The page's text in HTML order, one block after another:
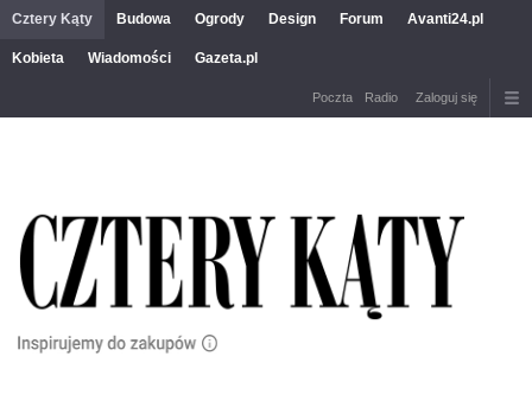
Cztery Kąty Budowa Ogrody Design Forum Avanti24.pl
Kobieta Wiadomości Gazeta.pl
Poczta Radio Zaloguj się